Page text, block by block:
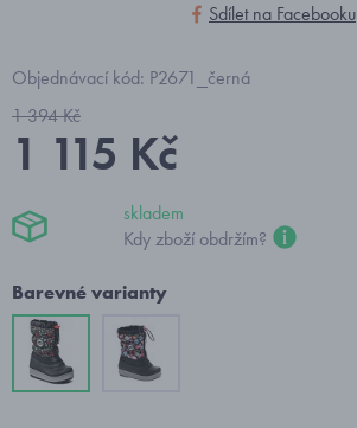
Sdílet na Facebooku
Objednávací kód: P2671_černá
1 394 Kč
1 115 Kč
skladem
Kdy zboží obdržím?
Barevné varianty